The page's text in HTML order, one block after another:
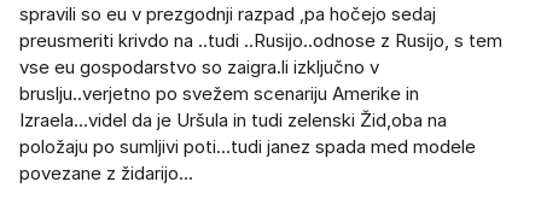
spravili so eu v prezgodnji razpad ,pa hočejo sedaj
preusmeriti krivdo na ..tudi ..Rusijo..odnose z Rusijo, s tem
vse eu gospodarstvo so zaigra.li izključno v
bruslju..verjetno po svežem scenariju Amerike in
Izraela...videl da je Uršula in tudi zelenski Žid,oba na
položaju po sumljivi poti...tudi janez spada med modele
povezane z židarijo...